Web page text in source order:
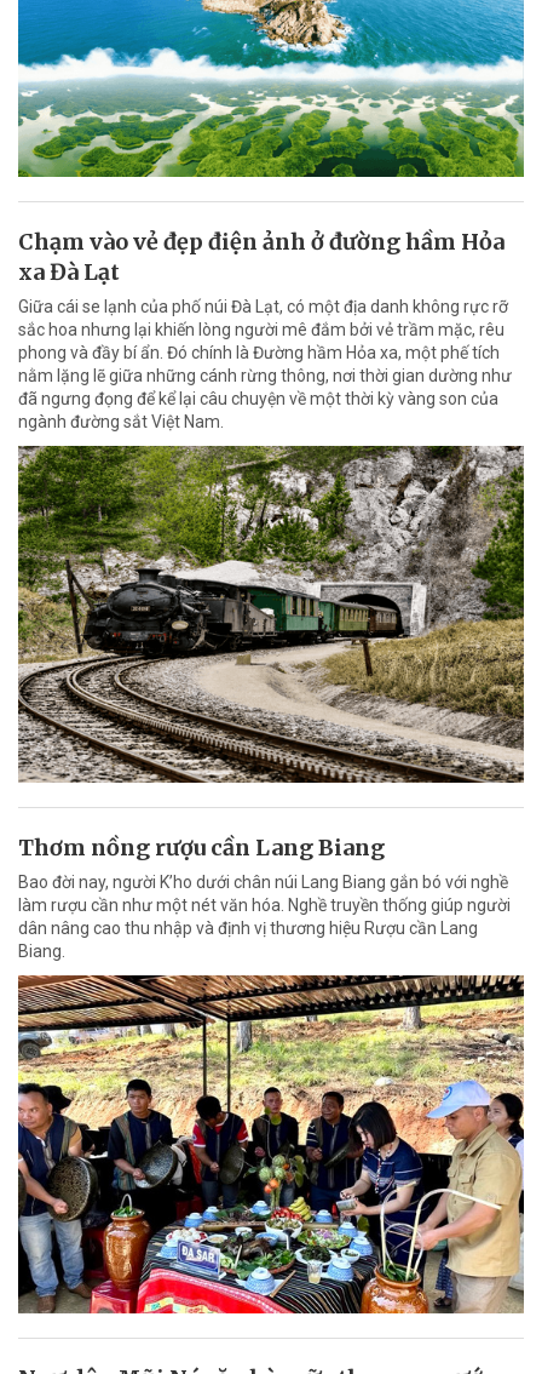
Chạm vào vẻ đẹp điện ảnh ở đường hầm Hỏa
xa Đà Lạt
Giữa cái se lạnh của phố núi Đà Lạt, có một địa danh không rực rỡ
sắc hoa nhưng lại khiến lòng người mê đắm bởi vẻ trầm mặc, rêu
phong và đầy bí ẩn. Đó chính là Đường hầm Hỏa xa, một phế tích
nằm lặng lẽ giữa những cánh rừng thông, nơi thời gian dường như
đã ngưng đọng để kể lại câu chuyện về một thời kỳ vàng son của
ngành đường sắt Việt Nam.
Thơm nồng rượu cần Lang Biang
Bao đời nay, người K’ho dưới chân núi Lang Biang gắn bó với nghề
làm rượu cần như một nét văn hóa. Nghề truyền thống giúp người
dân nâng cao thu nhập và định vị thương hiệu Rượu cần Lang
Biang.